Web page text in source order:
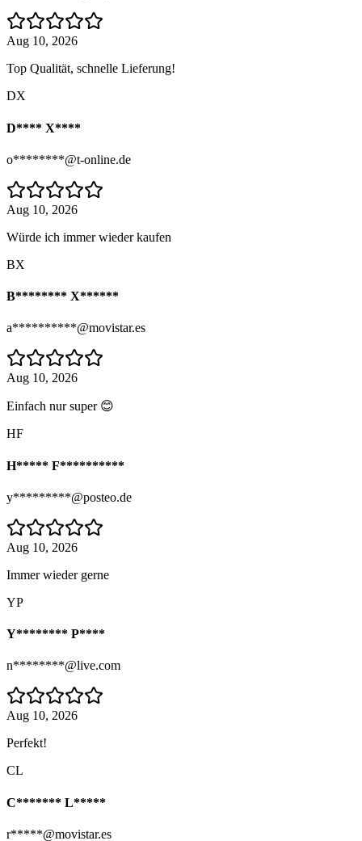
Aug 10, 2026
Top Qualität, schnelle Lieferung!
DX
D**** X****
o********@t-online.de
Aug 10, 2026
Würde ich immer wieder kaufen
BX
B******** X******
a**********@movistar.es
Aug 10, 2026
Einfach nur super 😊
HF
H***** F**********
y*********@posteo.de
Aug 10, 2026
Immer wieder gerne
YP
Y******** P****
n********@live.com
Aug 10, 2026
Perfekt!
CL
C******* L*****
r*****@movistar.es